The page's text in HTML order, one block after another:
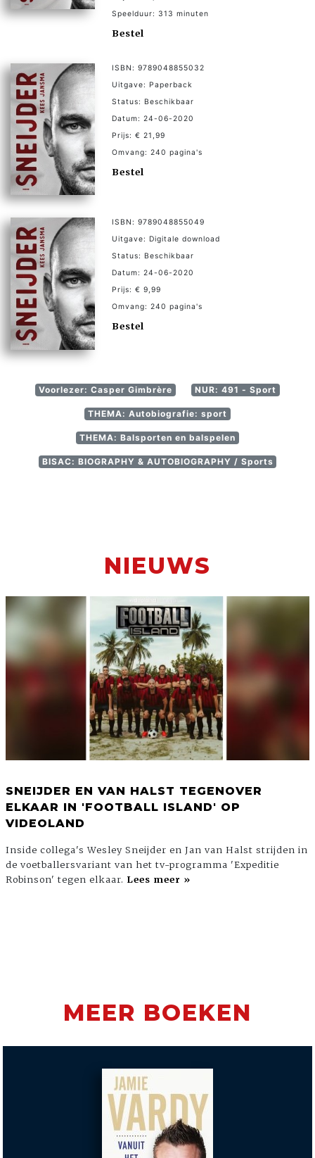
Speelduur: 313 minuten
Bestel
ISBN: 9789048855032
Uitgave: Paperback
Status: Beschikbaar
Datum: 24-06-2020
Prijs: € 21,99
Omvang: 240 pagina's
Bestel
ISBN: 9789048855049
Uitgave: Digitale download
Status: Beschikbaar
Datum: 24-06-2020
Prijs: € 9,99
Omvang: 240 pagina's
Bestel
Voorlezer: Casper Gimbrère NUR: 491 - Sport
THEMA: Autobiografie: sport
THEMA: Balsporten en balspelen
BISAC: BIOGRAPHY & AUTOBIOGRAPHY / Sports
NIEUWS
SNEIJDER EN VAN HALST TEGENOVER
ELKAAR IN 'FOOTBALL ISLAND' OP
VIDEOLAND
Inside collega's Wesley Sneijder en Jan van Halst strijden in
de voetballersvariant van het tv-programma 'Expeditie
Robinson' tegen elkaar. Lees meer »
MEER BOEKEN